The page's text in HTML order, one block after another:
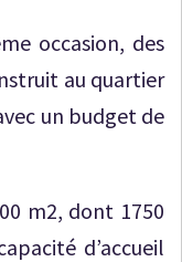
occasion, des
au quartier
un budget de
m2, dont 1750
d’accueil